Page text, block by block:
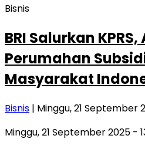
Bisnis
BRI Salurkan KPRS,
Perumahan
Masyarakat
Bisnis | Minggu, 21 September
Minggu, 21 September 2025 -